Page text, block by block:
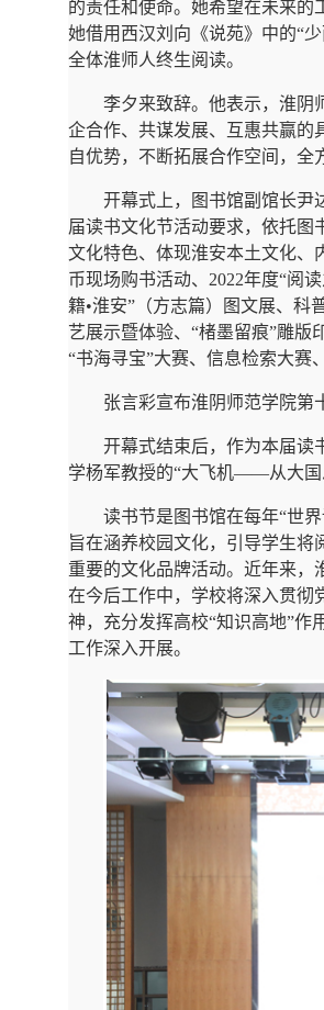
的责任和使命。她希望在未来的
她借用西汉刘向《说苑》中的“
全体淮师人终生阅读。
李夕来致辞。他表示，淮阴
企合作、共谋发展、互惠共赢的
自优势，不断拓展合作空间，全
开幕式上，图书馆副馆长尹
届读书文化节活动要求，依托图
文化特色、体现淮安本土文化、
币现场购书活动、2022年度“阅
籍•淮安”（方志篇）图文展、科
艺展示暨体验、“楮墨留痕”雕
“书海寻宝”大赛、信息检索大赛
张言彩宣布淮阴师范学院第
开幕式结束后，作为本届读
学杨军教授的“大飞机——从大国
读书节是图书馆在每年“世
旨在涵养校园文化，引导学生将
重要的文化品牌活动。近年来，
在今后工作中，学校将深入贯彻
神，充分发挥高校“知识高地”作
工作深入开展。